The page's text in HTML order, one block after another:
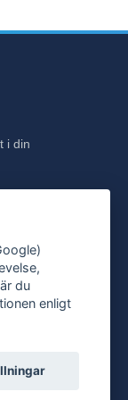
i din
du
enligt